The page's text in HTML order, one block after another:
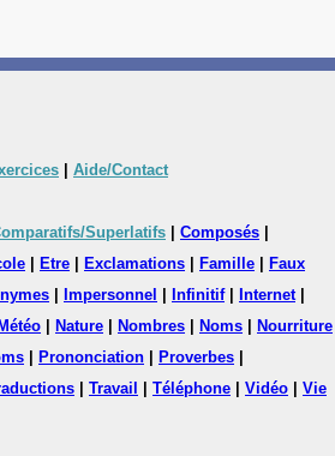
Aide/Contact
Superlatifs Composés
Etre Exclamations Famille
Faux
Impersonnel Infinitif| Internet|
Météo Nature Nombres Noms
Nourriture
Prononciation Proverbes
Travail Téléphone Vidéo
Vie